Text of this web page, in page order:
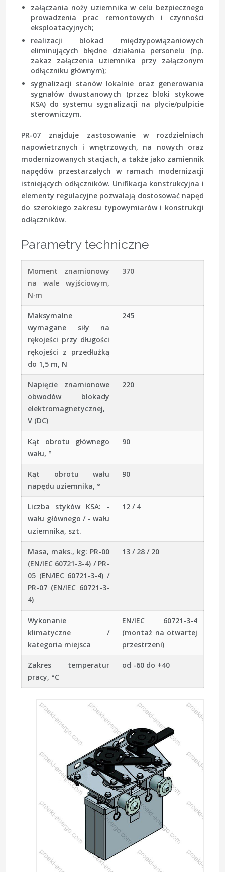
załączania noży uziemnika w celu bezpiecznego
prowadzenia prac remontowych i czynności
eksploatacyjnych;
realizacji blokad międzypowiązaniowych
eliminujących błędne działania personelu (np.
zakaz załączenia uziemnika przy załączonym
odłączniku głównym);
sygnalizacji stanów lokalnie oraz generowania
sygnałów dwustanowych (przez bloki stykowe
KSA) do systemu sygnalizacji na płycie/pulpicie
sterowniczym.
PR-07 znajduje zastosowanie w rozdzielniach
napowietrznych i wnętrzowych, na nowych oraz
modernizowanych stacjach, a także jako zamiennik
napędów przestarzałych w ramach modernizacji
istniejących odłączników. Unifikacja konstrukcyjna i
elementy regulacyjne pozwalają dostosować napęd
do szerokiego zakresu typowymiarów i konstrukcji
odłączników.
Parametry techniczne
Moment znamionowy
na wale wyjściowym,
N·m
370
Maksymalne
wymagane siły na
rękojeści przy długości
rękojeści z przedłużką
do 1,5 m, N
245
Napięcie znamionowe
obwodów blokady
elektromagnetycznej,
V (DC)
220
Kąt obrotu głównego
wału, °
90
Kąt obrotu wału
napędu uziemnika, °
90
Liczba styków KSA: -
wału głównego / - wału
uziemnika, szt.
12 / 4
Masa, maks., kg: PR-00
(EN/IEC 60721-3-4) / PR-
05 (EN/IEC 60721-3-4) /
PR-07 (EN/IEC 60721-3-
4)
13 / 28 / 20
Wykonanie
klimatyczne /
kategoria miejsca
EN/IEC 60721-3-4
(montaż na otwartej
przestrzeni)
Zakres temperatur
pracy, °C
od -60 do +40